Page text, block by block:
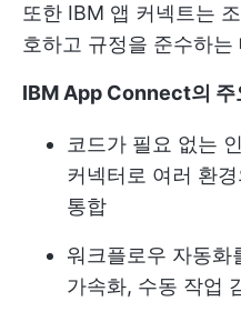
또한 IBM 앱 커넥트는
호하고 규정을 준수하는
IBM App Connect의 주
코드가 필요 없는
커넥터로 여러 환
통합
워크플로우 자동화
가속화, 수동 작업